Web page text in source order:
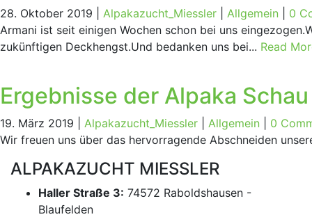
28. Oktober 2019 | Alpakazucht_Miessler Allgemein
0
Armani ist seit einigen Wochen schon bei uns
zukünftigen Deckhengst.Und bedanken uns bei... Read
Ergeb­nis­se der Alpa­ka
19. März 2019 | Alpakazucht_Miessler Allgemein
0
Wir freuen uns über das hervorragende Abschneiden
ALPAKAZUCHT MIESSLER
Haller Straße 3: 74572 Raboldshausen -
Blaufelden